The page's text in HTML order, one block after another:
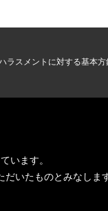
ラスメントに対する基本方
います。
いたものとみなします